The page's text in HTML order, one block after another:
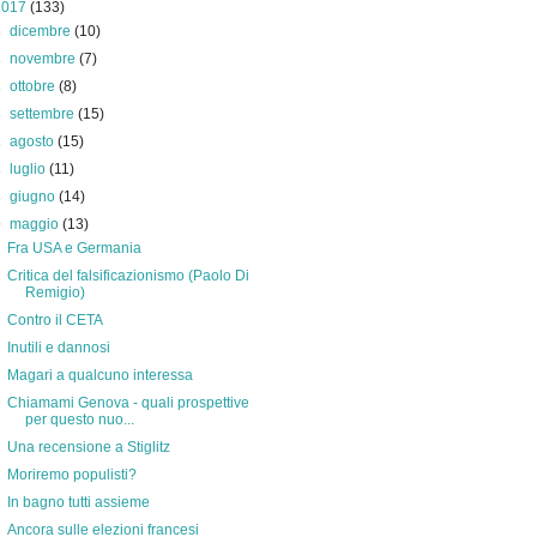
(133)
dicembre(10)
novembre(7)
ottobre(8)
settembre(15)
agosto(15)
luglio(11)
giugno(14)
maggio(13)
Fra USA e Germania
Critica del falsificazionismo (Paolo Di
Remigio)
Contro il CETA
Inutili e dannosi
Magari a qualcuno interessa
Chiamami Genova - quali prospettive
per questo nuo...
Una recensione a Stiglitz
Moriremo populisti?
In bagno tutti assieme
Ancora sulle elezioni francesi